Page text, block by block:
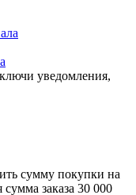
уведомления,
сумму покупки на
заказа 30 000